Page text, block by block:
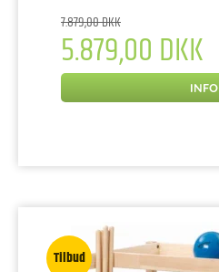
7.879,00 DKK
5.879,00 DKK
INFO
Tilbud